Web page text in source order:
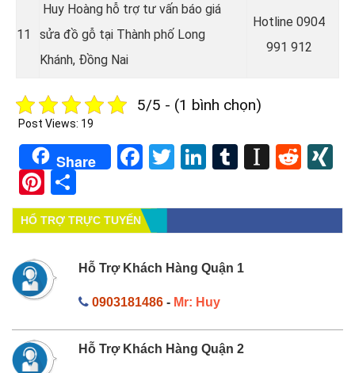
11
Huy Hoàng hỗ trợ tư vấn báo giá
sửa đồ gỗ tại Thành phố Long
Khánh, Đồng Nai
Hotline 0904
991 912
5/5 - (1 bình chọn)
Post Views: 19
Share Facebook
TwitterLinkedIn
Tumblr
Pinterest
HỔ TRỢ TRỰC TUYẾN
Hỗ Trợ Khách Hàng Quận 1
0903181486- Mr: Huy
Hỗ Trợ Khách Hàng Quận 2